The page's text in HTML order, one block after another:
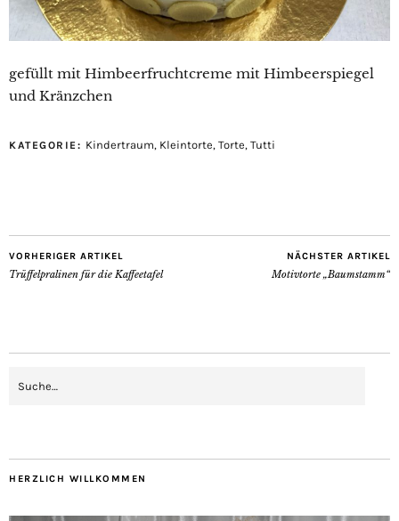
gefüllt mit Himbeerfruchtcreme mit Himbeerspiegel
und Kränzchen
KATEGORIE: Kindertraum, Kleintorte, Torte, Tutti
VORHERIGER ARTIKEL
Trüffelpralinen für die Kaffeetafel
NÄCHSTER ARTIKEL
Motivtorte „Baumstamm“
HERZLICH WILLKOMMEN